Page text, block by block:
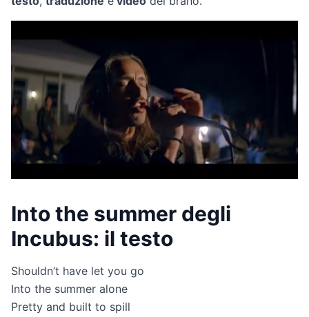
Into the summer degli
Incubus: il testo
Shouldn’t have let you go
Into the summer alone
Pretty and built to spill